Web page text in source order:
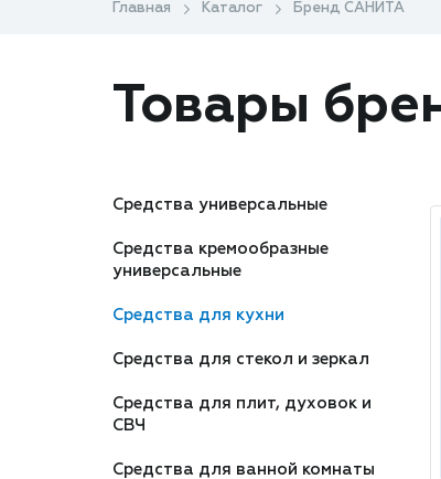
Главная Каталог Бренд САНИТА
Товары
Средства универсальные
Средства кремообразные
универсальные
Средства для кухни
Средства для стекол и зеркал
Средства для плит, духовок и
СВЧ
Средства для ванной комнаты